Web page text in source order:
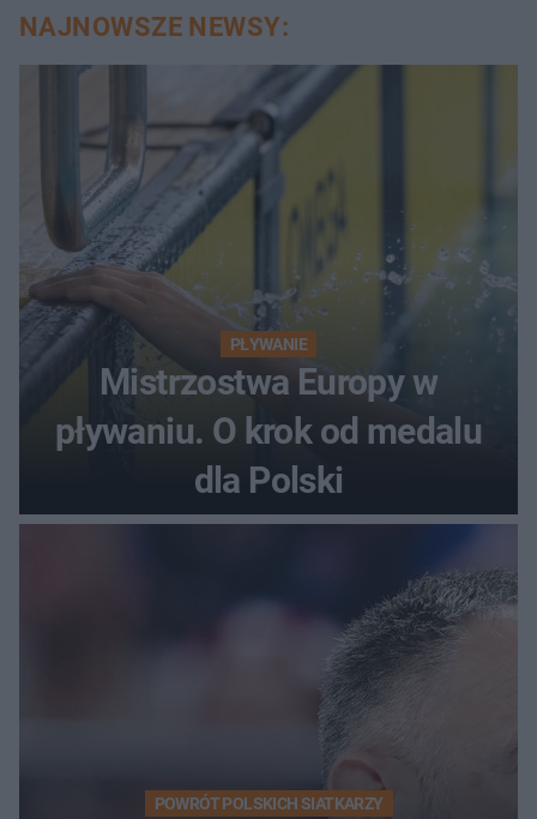
NAJNOWSZE NEWSY:
PŁYWANIE
Mistrzostwa Europy w
pływaniu. O krok od medalu
dla Polski
POWRÓT POLSKICH SIATKARZY